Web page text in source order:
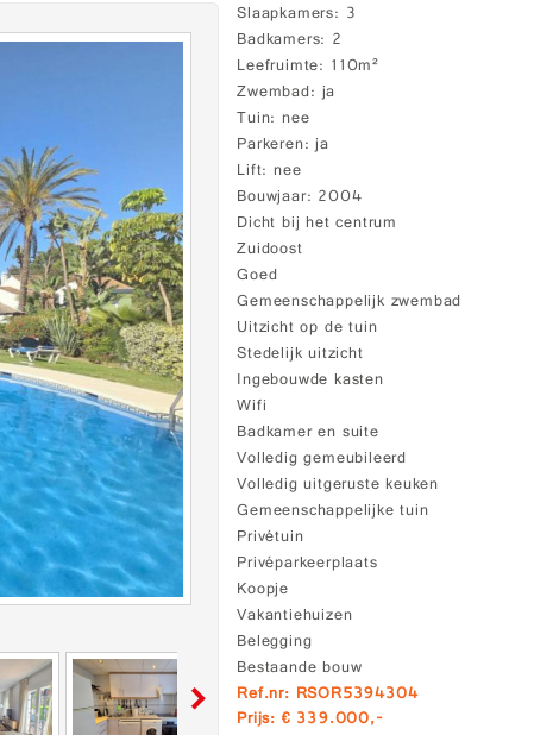
Slaapkamers 3
Badkamers 2
Leefruimte 110m²
Zwembad ja
Tuin nee
Parkeren ja
Lift nee
Bouwjaar 2004
Dicht bij het centrum
Zuidoost
Goed
Gemeenschappelijk zwembad
Uitzicht op de tuin
Stedelijk uitzicht
Ingebouwde kasten
Wifi
Badkamer en suite
Volledig gemeubileerd
Volledig uitgeruste keuken
Gemeenschappelijke tuin
Privétuin
Privéparkeerplaats
Koopje
Vakantiehuizen
Belegging
Bestaande bouw
Ref.nr: RSOR5394304
Prijs: € 339.000,-